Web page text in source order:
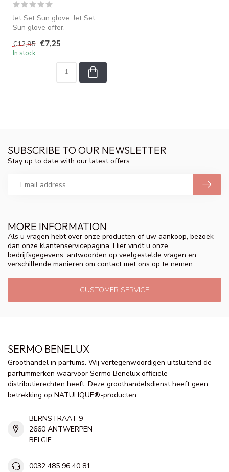
Jet Set Sun glove. Jet Set
Sun glove offer.
€12,95 €7,25
In stock
MORE INFORMATION
Als u vragen hebt over onze producten of uw aankoop, bezoek
dan onze klantenservicepagina. Hier vindt u onze
bedrijfsgegevens, antwoorden op veelgestelde vragen en
verschillende manieren om contact met ons op te nemen.
CUSTOMER SERVICE
SUBSCRIBE TO OUR NEWSLETTER
Stay up to date with our latest offers
SERMO BENELUX
Groothandel in parfums. Wij vertegenwoordigen uitsluitend de
parfummerken waarvoor Sermo Benelux officiële
distributierechten heeft. Deze groothandelsdienst heeft geen
betrekking op NATULIQUE®-producten.
BERNSTRAAT 9
2660 ANTWERPEN
BELGIE
0032 485 96 40 81